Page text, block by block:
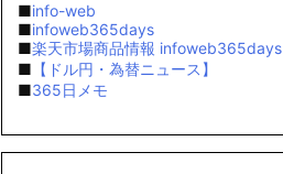
■info-web
■infoweb365days
■楽天市場商品情報 infoweb365days
■ 【ドル円・為替ニュース】
■365日メモ